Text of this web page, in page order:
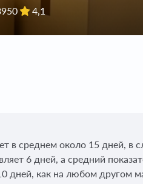
4,1
в среднем около 15 дней, в
6 дней, а средний
дней, как на любом другом